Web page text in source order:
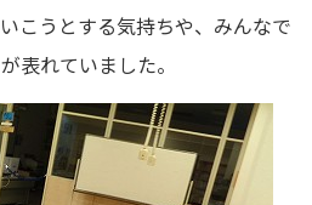
こうとする気持ちや、みんなで
表れていました。